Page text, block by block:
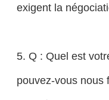
exigent la
5. Q : Quel est
pouvez-vous nous